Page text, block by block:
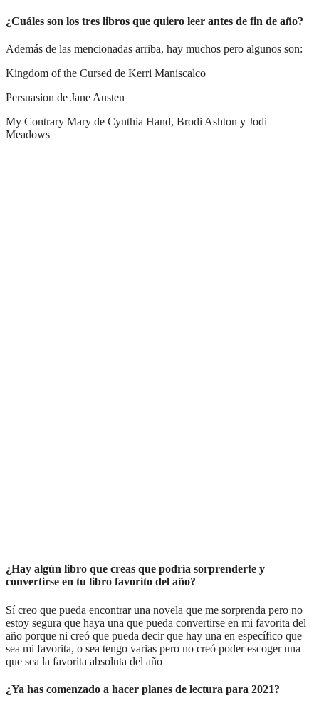
¿Cuáles son los tres libros que quiero leer antes de fin de año?
Además de las mencionadas arriba, hay muchos pero algunos son:
Kingdom of the Cursed de Kerri Maniscalco
Persuasion de Jane Austen
My Contrary Mary de Cynthia Hand, Brodi Ashton y Jodi
Meadows
¿Hay algún libro que creas que podría sorprenderte y
convertirse en tu libro favorito del año?
Sí creo que pueda encontrar una novela que me sorprenda pero no
estoy segura que haya una que pueda convertirse en mi favorita del
año porque ni creó que pueda decir que hay una en específico que
sea mi favorita, o sea tengo varias pero no creó poder escoger una
que sea la favorita absoluta del año
¿Ya has comenzado a hacer planes de lectura para 2021?